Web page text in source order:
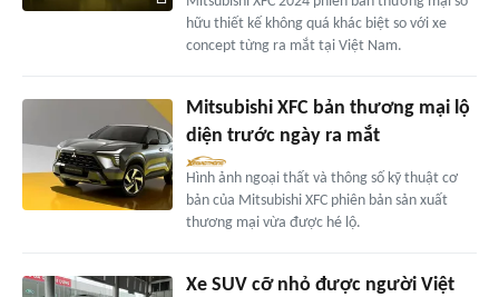
hữu thiết kế không quá khác biệt so với xe
concept từng ra mắt tại Việt Nam.
Mitsubishi XFC bản thương mại lộ
diện trước ngày ra mắt
Hình ảnh ngoại thất và thông số kỹ thuật cơ
bản của Mitsubishi XFC phiên bản sản xuất
thương mại vừa được hé lộ.
Xe SUV cỡ nhỏ được người Việt